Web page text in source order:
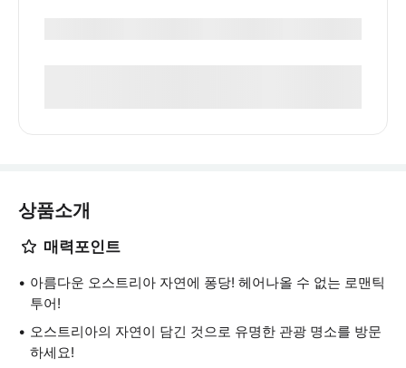
상품소개
매력포인트
아름다운 오스트리아 자연에 퐁당! 헤어나올 수 없는 로맨틱
투어!
오스트리아의 자연이 담긴 것으로 유명한 관광 명소를 방문
하세요!